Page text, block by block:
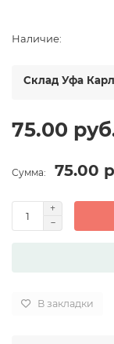
Наличие:
Склад Уфа
75.00
Сумма: 75.00
В закладки